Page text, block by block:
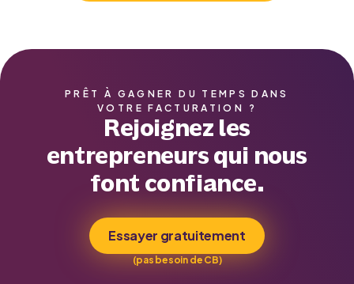
PRÊT À GAGNER DU TEMPS DANS
VOTRE FACTURATION ?
Rejoignez les
entrepreneurs qui nous
font confiance.
Essayer gratuitement
(pas besoin de CB)